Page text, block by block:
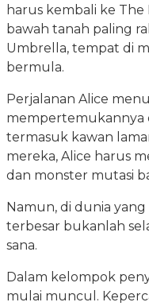
harus kembali ke The
bawah tanah paling
Umbrella, tempat di
bermula.
Perjalanan Alice
mempertemukannya
termasuk kawan
mereka, Alice harus
dan monster mutasi
Namun, di dunia
terbesar bukanlah
sana.
Dalam kelompok
mulai muncul.